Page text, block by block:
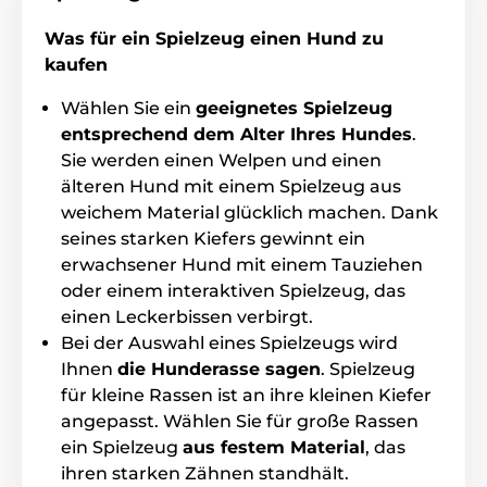
Technische Spezifikationen können ohne vorherige
Ankündigung geändert werden. Die Bilder dienen nur
Was für ein Spielzeug einen Hund zu
kaufen
Wählen Sie ein geeignetes Spielzeug
entsprechend dem Alter Ihres Hundes.
Sie werden einen Welpen und einen
älteren Hund mit einem Spielzeug aus
weichem Material glücklich machen. Dank
seines starken Kiefers gewinnt ein
erwachsener Hund mit einem Tauziehen
oder einem interaktiven Spielzeug, das
einen Leckerbissen verbirgt.
Bei der Auswahl eines Spielzeugs wird
Ihnen die Hunderasse sagen. Spielzeug
für kleine Rassen ist an ihre kleinen Kiefer
angepasst. Wählen Sie für große Rassen
ein Spielzeug aus festem Material, das
ihren starken Zähnen standhält.